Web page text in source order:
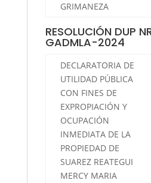
GRIMANEZA
RESOLUCIÓN DUP
GADMLA-2024
DECLARATORIA DE
UTILIDAD PÚBLICA
CON FINES DE
EXPROPIACIÓN Y
OCUPACIÓN
INMEDIATA DE LA
PROPIEDAD DE
SUAREZ REATEGUI
MERCY MARIA